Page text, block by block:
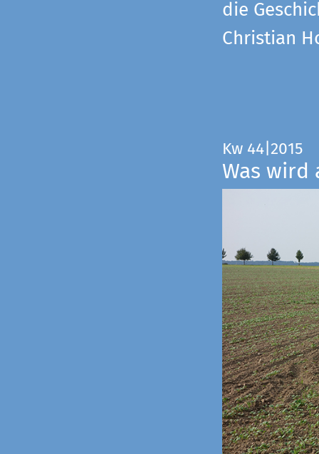
die
Christian
Kw 44|2015
Was wird